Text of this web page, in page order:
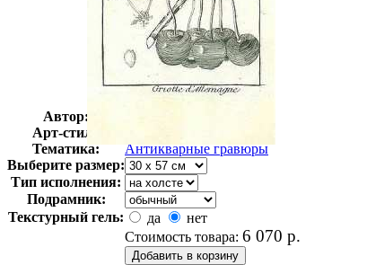
Автор:
Арт-стиль
Тематика:
Антикварные гравюры
Выберите размер:
Тип исполнения:
Подрамник:
Текстурный гель:
да
нет
Стоимость товара: 6 070 р.